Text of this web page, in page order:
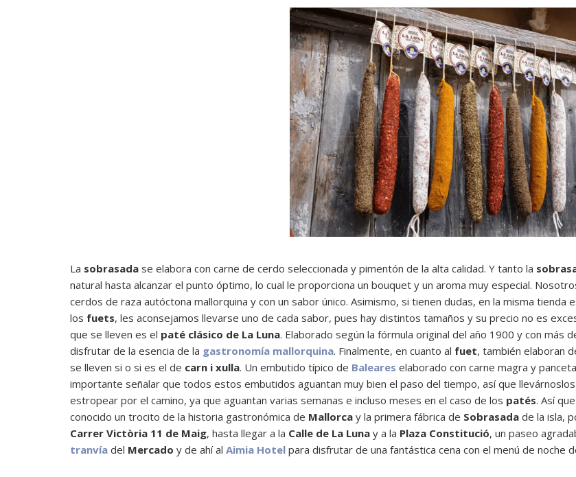
La sobrasada se elabora con carne de cerdo seleccionada y pimentón de la alta calidad. Y tanto la
natural hasta alcanzar el punto óptimo, lo cual le proporciona un bouquet y un aroma muy especial.
cerdos de raza autóctona mallorquina y con un sabor único. Asimismo, si tienen dudas, en la misma tienda
los fuets, les aconsejamos llevarse uno de cada sabor, pues hay distintos tamaños y su precio no es
que se lleven es el paté clásico de La Luna. Elaborado según la fórmula original del año 1900 y con
disfrutar de la esencia de la gastronomía mallorquina. Finalmente, en cuanto al fuet, también elaboran
se lleven si o si es el de carn i xulla. Un embutido típico de Baleares elaborado con carne magra y
importante señalar que todos estos embutidos aguantan muy bien el paso del tiempo, así que
estropear por el camino, ya que aguantan varias semanas e incluso meses en el caso de los patés. Así
conocido un trocito de la historia gastronómica de Mallorca y la primera fábrica de Sobrasada de la isla,
Carrer Victòria 11 de Maig, hasta llegar a la Calle de La Luna y a la Plaza Constitució, un paseo
tranvía del Mercado y de ahí al Aimia Hotel para disfrutar de una fantástica cena con el menú de noche